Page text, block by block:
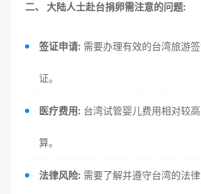
二、 大陆人士赴台捐卵需注意的问题:
签证申请: 需要办理有效的台湾旅游
证。
医疗费用: 台湾试管婴儿费用相对较
算。
法律风险: 需要了解并遵守台湾的法